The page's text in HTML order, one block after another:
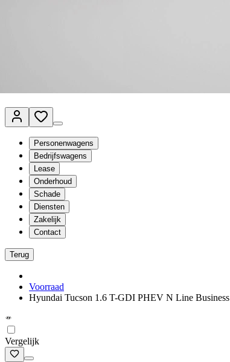
Personenwagens
Bedrijfswagens
Lease
Onderhoud
Schade
Diensten
Zakelijk
Contact
Terug
Voorraad
Hyundai Tucson 1.6 T-GDI PHEV N Line Business
Vergelijk